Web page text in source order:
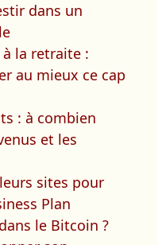
dans un
la retraite :
au mieux ce cap
: à combien
et les
sites pour
Plan
le Bitcoin ?